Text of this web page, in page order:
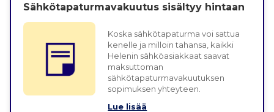
Sähkötapaturmavakuutus sisältyy hintaan
Koska sähkötapaturma voi sattua
kenelle ja milloin tahansa, kaikki
Helenin sähköasiakkaat saavat
maksuttoman
sähkötapaturmavakuutuksen
sopimuksen yhteyteen.
Lue lisää